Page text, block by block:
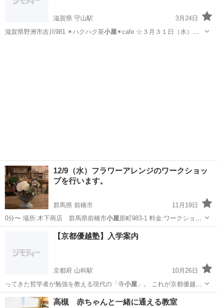
滋賀県 守山駅
3月24日
滋賀県野洲市吉川981 ✴︎ハクハク茶小屋✴︎cafe ☆３月３１日（水）１
12/9（水）フラワーアレンジのワークショッ
プを行います。
群馬県 前橋市
11月19日
0分〜 場所:木下商店 群馬県前橋市小屋原町983-1 料金:ワークショッ
プ…
アートフラワー クリスマスリース
【京都優越塾】入学案内
京都府 山科駅
10月26日
ってきた哲学者が勉強を教える現代の「寺小屋」。 これが京都優越塾
です。 実績…
京都 京都市 山科駅 数学
高槻 赤ちゃんと一緒に通える教室